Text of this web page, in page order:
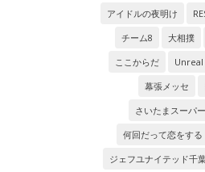
アイドルの夜明け
チーム8
大相撲
ここからだ
幕張メッセ
さいたまスーパ
何回だって恋をする
ジェフユナイテッド千